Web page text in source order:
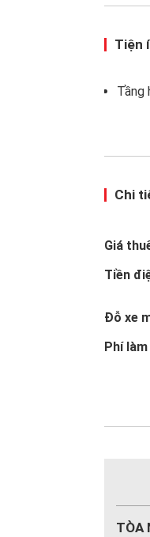
Tiện
Tầng
Chi
Giá
Tiền
Đỗ xe
Phí
TÒA